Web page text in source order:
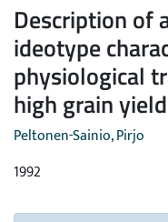
Description of
ideotype
physiological
high grain yield
Peltonen-Sainio, Pirjo
1992